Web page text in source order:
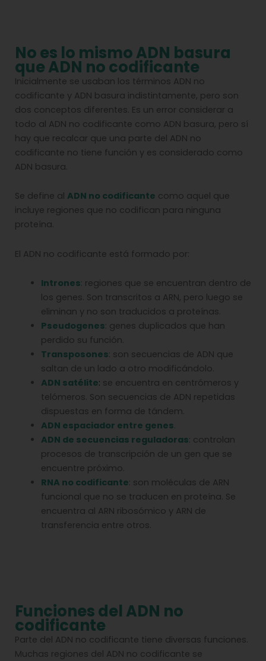
No es lo mismo ADN basura
que ADN no codificante
Inicialmente se usaban los términos ADN no
codificante y ADN basura indistintamente, pero son
dos conceptos diferentes. Es un error considerar a
todo al ADN no codificante como ADN basura, pero sí
hay que recalcar que una parte del ADN no
codificante no tiene función y es considerado como
ADN basura.
Se define al ADN no codificante como aquel que
incluye regiones que no codifican para ninguna
proteína.
El ADN no codificante está formado por:
Intrones: regiones que se encuentran dentro de
los genes. Son transcritos a ARN, pero luego se
eliminan y no son traducidos a proteínas.
Pseudogenes: genes duplicados que han
perdido su función.
Transposones: son secuencias de ADN que
saltan de un lado a otro modificándolo.
ADN satélite: se encuentra en centrómeros y
telómeros. Son secuencias de ADN repetidas
dispuestas en forma de tándem.
ADN espaciador entre genes.
ADN de secuencias reguladoras: controlan
procesos de transcripción de un gen que se
encuentre próximo.
RNA no codificante: son moléculas de ARN
funcional que no se traducen en proteína. Se
encuentra al ARN ribosómico y ARN de
transferencia entre otros.
Funciones del ADN no
codificante
Parte del ADN no codificante tiene diversas funciones.
Muchas regiones del ADN no codificante se